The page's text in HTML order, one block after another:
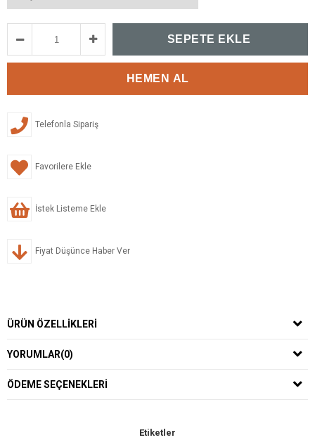
Telefonla Sipariş
Favorilere Ekle
İstek Listeme Ekle
Fiyat Düşünce Haber Ver
ÜRÜN ÖZELLIKLERI
YORUMLAR(0)
ÖDEME SEÇENEKLERI
Etiketler